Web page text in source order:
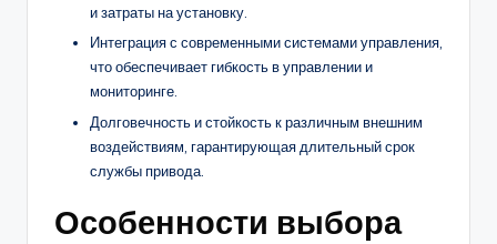
и затраты на установку.
Интеграция с современными системами управления,
что обеспечивает гибкость в управлении и
мониторинге.
Долговечность и стойкость к различным внешним
воздействиям, гарантирующая длительный срок
службы привода.
Особенности выбора